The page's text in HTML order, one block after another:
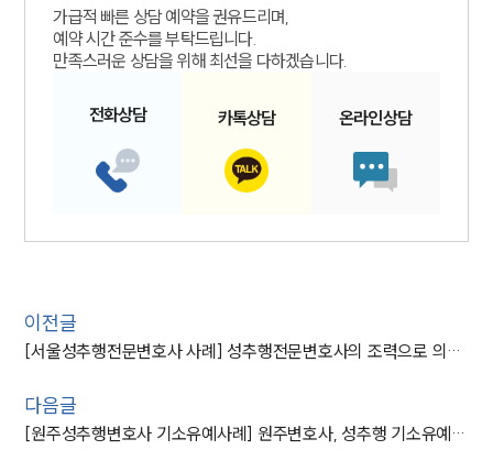
가급적 빠른 상담 예약을 권유드리며,
예약 시간 준수를 부탁드립니다.
만족스러운 상담을 위해 최선을 다하겠습니다.
전화상담 카톡상담 온라인상담
이전글
[서울성추행전문변호사 사례] 성추행전문변호사의 조력으로 의뢰인의 무죄 밝혀냄
다음글
[원주성추행변호사 기소유예사례] 원주변호사, 성추행 기소유예처분으로 종결